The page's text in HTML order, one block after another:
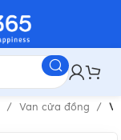
Van cửa đồng